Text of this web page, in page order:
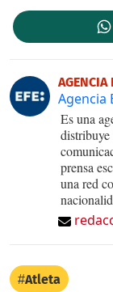
AGENCIA
Agencia
Es una
prensa
una red
Atleta